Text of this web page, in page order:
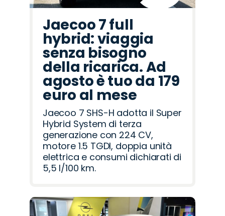
Jaecoo 7 full
hybrid: viaggia
senza bisogno
della ricarica. Ad
agosto è tuo da 179
euro al mese
Jaecoo 7 SHS-H adotta il Super
Hybrid System di terza
generazione con 224 CV,
motore 1.5 TGDI, doppia unità
elettrica e consumi dichiarati di
5,5 l/100 km.